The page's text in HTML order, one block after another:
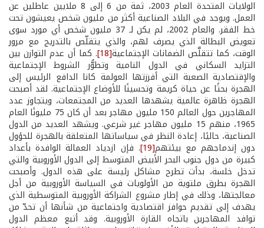
الولايات المتحدة العام 2003، ثمة من 6 إلى 8 ملايين عاطلين عن
العمل. ويوجد في البلاد الصناعية أكثر من مليون شخص يعيشون تحت
خط الفقر. والعام 2002، لم يكن لـ 37 مليون شخص أي مورد سوى
تعويض البطالة الذي يصرف لهم، والذي يتقلّص بالتدريج مع مرور
الوقت، كما تتقلَّص الضمانات الإجتماعية[18] . كما أن عدم التوازن بين
التزايد السكاني في الدول النامية وتطوُّر الشروط الإجتماعية
والإقتصادية الصعبة التي أفرزتها العولمة كانا الدافع الرئيس إلى
الهجرة بحثًا عن حياة كريمة وتحسينًا للأوضاع الإجتماعية. لقد أصبحت
الهجرة ظاهرة عالمية يشهدها العديد من المجتمعات، ويتجاوز عدد
المهاجرين حول العالم 150 مليون مهاجر بعد أن كان 75 مليونًا العام
1965، منهم 15 مليون مهاجر غير شرعي. ويشهد العديد من الدول
الصناعية، حاليًا، إعادة النظر في سياساتها المتعلقة بالهجرة للحؤول
دون إندماجهم مع بيئتهم[19] . فإن ازدياد العمالة الوافدة بأعداد
كبيرة من دول جنوب البحر الأبيض المتوسط إلى الدول الأوروبية والتي
تدخل خلسة، بدأت تطرح مشاكل رئيسة على هذه الدول. وأصبحت
الهجرة بطرق ملتوية من الأولويات في السياسة الأوروبية من أجل
معالجتها، وذلك في إطار مشروع الشراكة الأوروبية المتوسطية الذي
يهدف إلى تقديم حوافز اقتصادية واجتماعية من شأنها أن تحدّ من
توافد المهاجرين باتجاه القارة الأوروبية. وقد أتبع معظم الدول